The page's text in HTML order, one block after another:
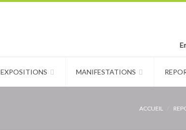
EXPOSITIONS MANIFESTATIONS
ACCUEIL